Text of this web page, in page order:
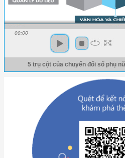
00:00
5 trụ cột của chuyển đổi số phụ